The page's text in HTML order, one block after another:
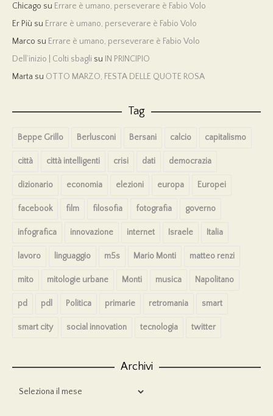
Chicago su Errare è umano, perseverare è Fabio Volo
Er Più su Errare è umano, perseverare è Fabio Volo
Marco su Errare è umano, perseverare è Fabio Volo
Dell’inizio | Colti sbagli su IN PRINCIPIO
Marta su OTTO MARZO, FESTA DELLE QUOTE ROSA
Tag
Beppe Grillo Berlusconi Bersani calcio capitalismo
città città intelligenti crisi dati democrazia
dizionario economia elezioni europa Europei
facebook film filosofia fotografia governo
infografica innovazione internet Israele Italia
lavoro linguaggio m5s Mario Monti matteo renzi
mito mitologie urbane Monti musica Napolitano
pd pdl Politica primarie retromania smart
smart city social innovation tecnologia twitter
Archivi
Archivi